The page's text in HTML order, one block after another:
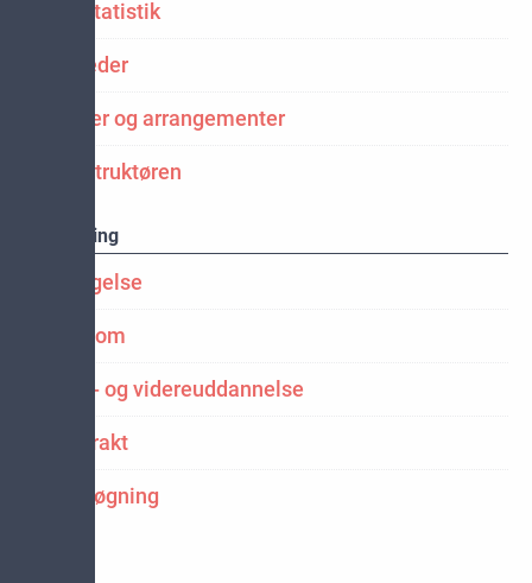
Lønstatistik
Nyheder
Kurser og arrangementer
Konstruktøren
Rådgivning
Opsigelse
Sygdom
Efter- og videreuddannelse
Kontrakt
Jobsøgning